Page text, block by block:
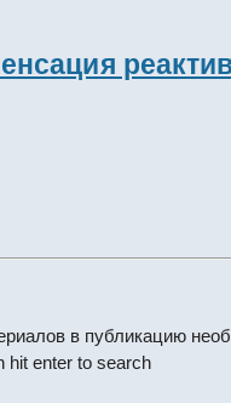
в публикацию
hit enter to search